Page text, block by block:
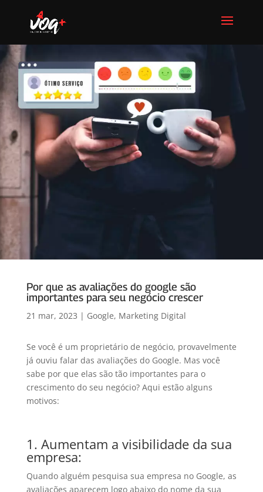
Por que as avaliações do google são
importantes para seu negócio crescer
21 mar, 2023 | Google, Marketing Digital
Se você é um proprietário de negócio, provavelmente
já ouviu falar das avaliações do Google. Mas você
sabe por que elas são tão importantes para o
crescimento do seu negócio? Aqui estão alguns
motivos:
1. Aumentam a visibilidade da sua
empresa:
Quando alguém pesquisa sua empresa no Google, as
avaliações aparecem logo abaixo do nome da sua